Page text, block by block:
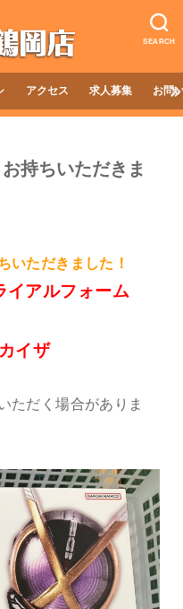
SEARCH
アクセス 求人募集 お問
持ちいただきま
いただきました！
アルフォーム
イザ
ただく場合がありま